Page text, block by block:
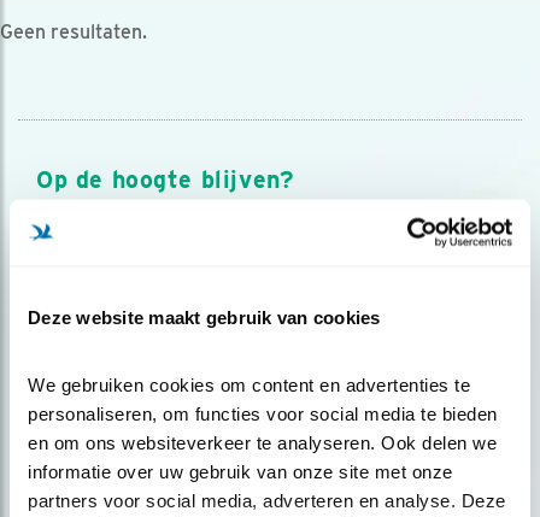
Deze website maakt gebruik van cookies
We gebruiken cookies om content en advertenties te
personaliseren, om functies voor social media te bieden
en om ons websiteverkeer te analyseren. Ook delen we
informatie over uw gebruik van onze site met onze
partners voor social media, adverteren en analyse. Deze
Geen resultaten.
Op de hoogte blijven?
Meld je aan en ontvang nieuws, inspiratie, acties en tips
over vogels en activiteiten van Vogelbescherming.